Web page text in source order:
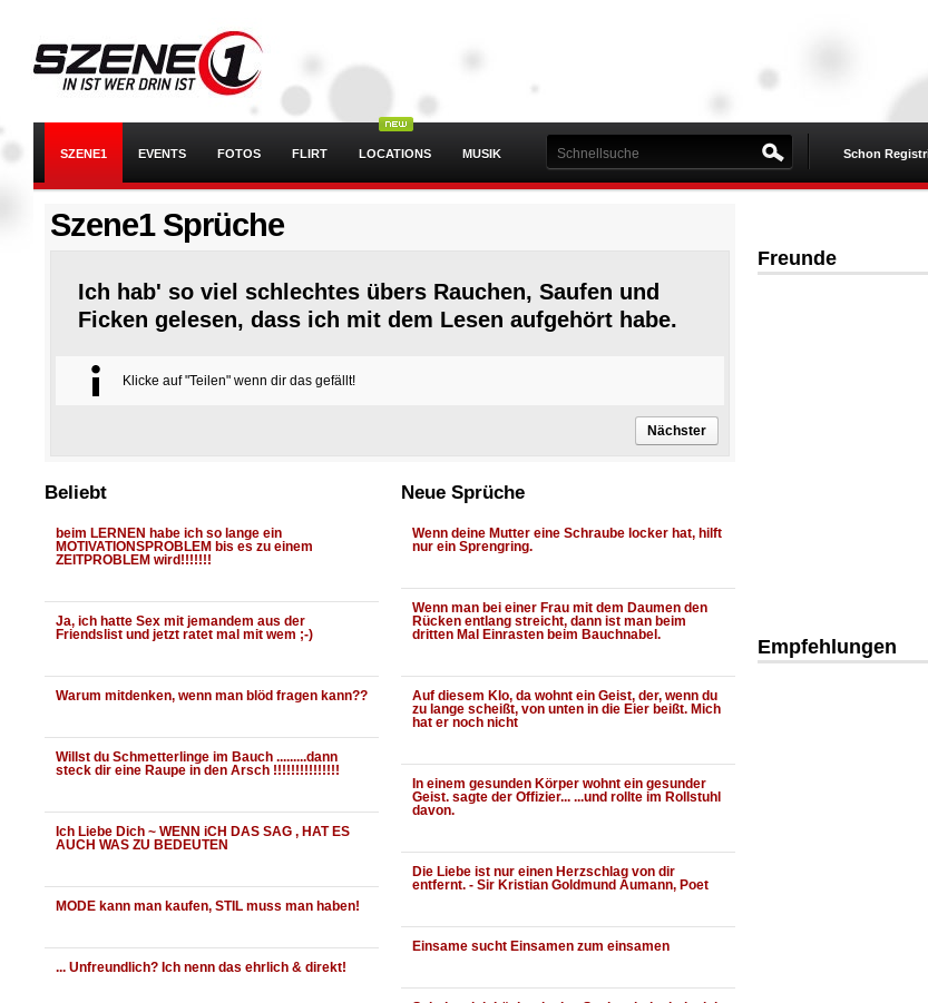
SZENE1 EVENTS FOTOS FLIRT LOCATIONS MUSIK Schon
Szene1 Sprüche
Ich hab' so viel schlechtes übers Rauchen, Saufen und
Ficken gelesen, dass ich mit dem Lesen aufgehört habe.
Klicke auf "Teilen" wenn dir das gefällt!
Beliebt
beim LERNEN habe ich so lange ein
MOTIVATIONSPROBLEM bis es zu einem
ZEITPROBLEM wird!!!!!!!
Ja, ich hatte Sex mit jemandem aus der
Friendslist und jetzt ratet mal mit wem ;-)
Warum mitdenken, wenn man blöd fragen kann??
Willst du Schmetterlinge im Bauch .........dann
steck dir eine Raupe in den Arsch !!!!!!!!!!!!!!!
Ich Liebe Dich ~ WENN iCH DAS SAG , HAT ES
AUCH WAS ZU BEDEUTEN
MODE kann man kaufen, STIL muss man haben!
... Unfreundlich? Ich nenn das ehrlich & direkt!
Neue Sprüche
Wenn deine Mutter eine Schraube locker hat, hilft
nur ein Sprengring.
Wenn man bei einer Frau mit dem Daumen den
Rücken entlang streicht, dann ist man beim
dritten Mal Einrasten beim Bauchnabel.
Auf diesem Klo, da wohnt ein Geist, der, wenn du
zu lange scheißt, von unten in die Eier beißt. Mich
hat er noch nicht
In einem gesunden Körper wohnt ein gesunder
Geist. sagte der Offizier... ...und rollte im Rollstuhl
davon.
Die Liebe ist nur einen Herzschlag von dir
entfernt. - Sir Kristian Goldmund Aumann, Poet
Einsame sucht Einsamen zum einsamen
Freunde
Empfehlungen